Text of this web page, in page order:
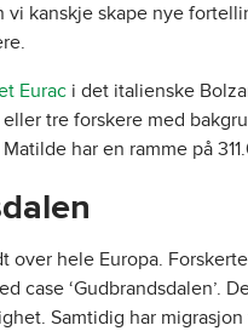
kanskje skape nye
Eurac i det italienske
tre forskere med
har en ramme på
over hele Europa.
case ‘Gudbrandsdalen’.
Samtidig har